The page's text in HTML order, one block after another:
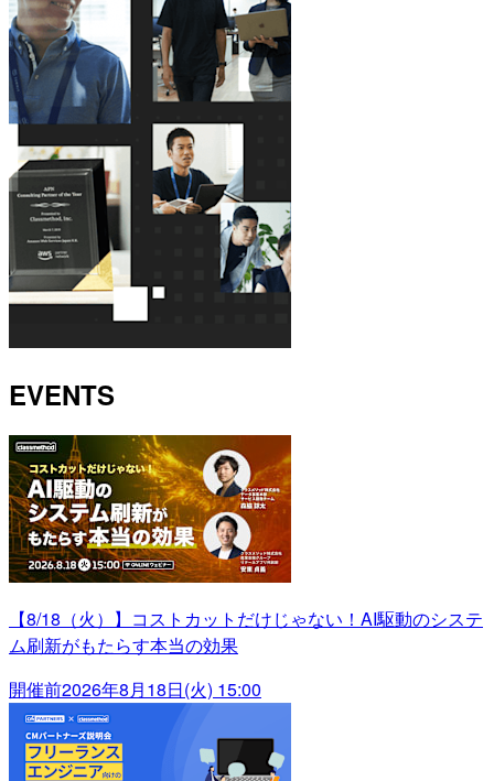
EVENTS
【8/18（火）】コストカットだけじゃない！AI駆動のシステ
ム刷新がもたらす本当の効果
開催前2026年8月18日(火) 15:00